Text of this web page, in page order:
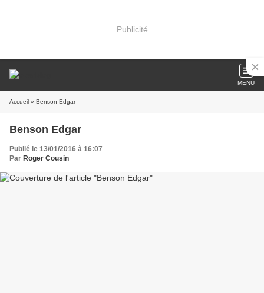
Publicité
MENU
Accueil » Benson Edgar
Benson Edgar
Publié le 13/01/2016 à 16:07
Par Roger Cousin